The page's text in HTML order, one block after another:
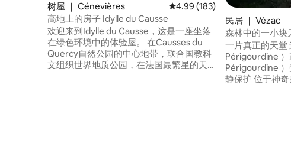
树屋 ｜ Cénevières 平均评分 4.99 分（满分 5 分）
4.99 (183)
高地上的房子 Idylle du Causse
欢迎来到Idylle du Causse，这是一座坐落
在绿色环境中的体验屋。 在Causses du
Quercy自然公园的中心地带，联合国教科
文组织世界地质公园，在法国最繁星的天
民居 ｜ Vézac
森林中的一小块
一片真正的天堂 这座正宗的佩里古尔丁（
Périgourdine ）
Périgourdine
静保护 位于神奇的小村庄，距萨拉特（